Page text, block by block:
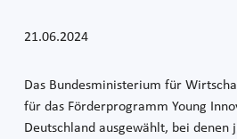
21.06.2024
Das Bundesministerium für
für das Förderprogramm Young
Deutschland ausgewählt, bei denen